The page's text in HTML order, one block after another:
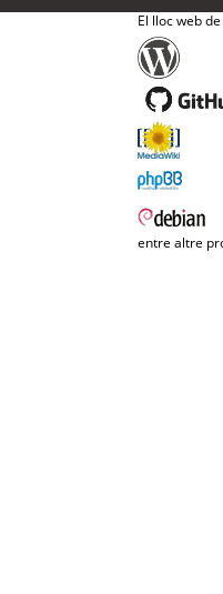
El lloc web
entre altre